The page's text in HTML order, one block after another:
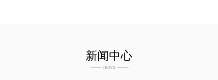
新闻中心
—— news ——